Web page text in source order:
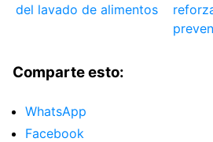
del lavado de alimentos
Comparte esto:
WhatsApp
Facebook